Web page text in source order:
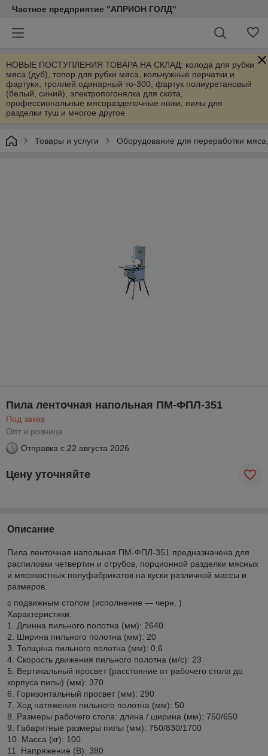
Частное предприятие "АПРИОН ГОЛД"
НОВЫЕ ПОСТУПЛЕНИЯ ТОВАРА НА СКЛАД: колода для рубки
мяса (дуб), топор для рубки мяса, кольчужные перчатки и
фартуки, троллей одинарный то-300, фартук полиуретановый
(белый, синий), электропогонялка для скота,
профессиональные мясоразделочные ножи, пилы для
разделки туш и многое другое
Товары и услуги Оборудование для переработки
Пила ленточная напольная ПМ-ФПЛ-351
Под заказ
Опт и розница
Отправка с 22 августа 2026
Цену уточняйте
Описание
Пила ленточная напольная ПМ-ФПЛ-351 предназначена для
распиловки четвертин и отрубов, порционной разделки мясных
и мясокостных полуфабрикатов на куски различной массы и
размеров.
с подвижным столом (исполнение — черн. )
Характеристики:
1. Длинна пильного полотна (мм): 2640
2. Ширина пильного полотна (мм): 20
3. Толщина пильного полотна (мм): 0,6
4. Скорость движения пильного полотна (м/с): 23
5. Вертикальный просвет (расстояние от рабочего стола до
корпуса пилы) (мм): 370
6. Горизонтальный просвет (мм): 290
7. Ход натяжения пильного полотна (мм): 50
8. Размеры рабочего стола: длина / ширина (мм): 750/650
9. Габаритные размеры пилы (мм): 750/830/1700
10. Масса (кг): 100
11. Напряжение (В): 380